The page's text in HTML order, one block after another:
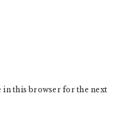
in this browser for the next